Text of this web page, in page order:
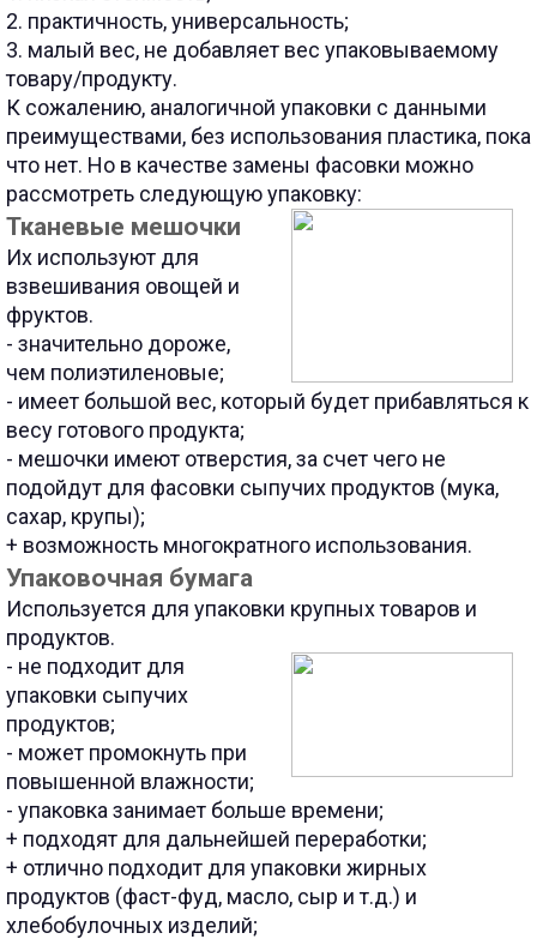
2. практичность, универсальность;
3. малый вес, не добавляет вес упаковываемому
товару/продукту.
К сожалению, аналогичной упаковки с данными
преимуществами, без использования пластика, пока
что нет. Но в качестве замены фасовки можно
рассмотреть следующую упаковку:
Тканевые мешочки
Их используют для
взвешивания овощей и
фруктов.
- значительно дороже,
чем полиэтиленовые;
- имеет большой вес, который будет прибавляться к
весу готового продукта;
- мешочки имеют отверстия, за счет чего не
подойдут для фасовки сыпучих продуктов (мука,
сахар, крупы);
+ возможность многократного использования.
Упаковочная бумага
Используется для упаковки крупных товаров и
продуктов.
- не подходит для
упаковки сыпучих
продуктов;
- может промокнуть при
повышенной влажности;
- упаковка занимает больше времени;
+ подходят для дальнейшей переработки;
+ отлично подходит для упаковки жирных
продуктов (фаст-фуд, масло, сыр и т.д.) и
хлебобулочных изделий;